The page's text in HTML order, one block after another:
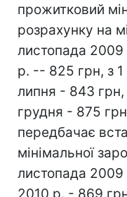
прожитковий
розрахунку на
листопада 2009
р. -- 825 грн, з 1
липня - 843 грн,
грудня - 875
передбачає
мінімальної
листопада 2009
2010 р. - 869